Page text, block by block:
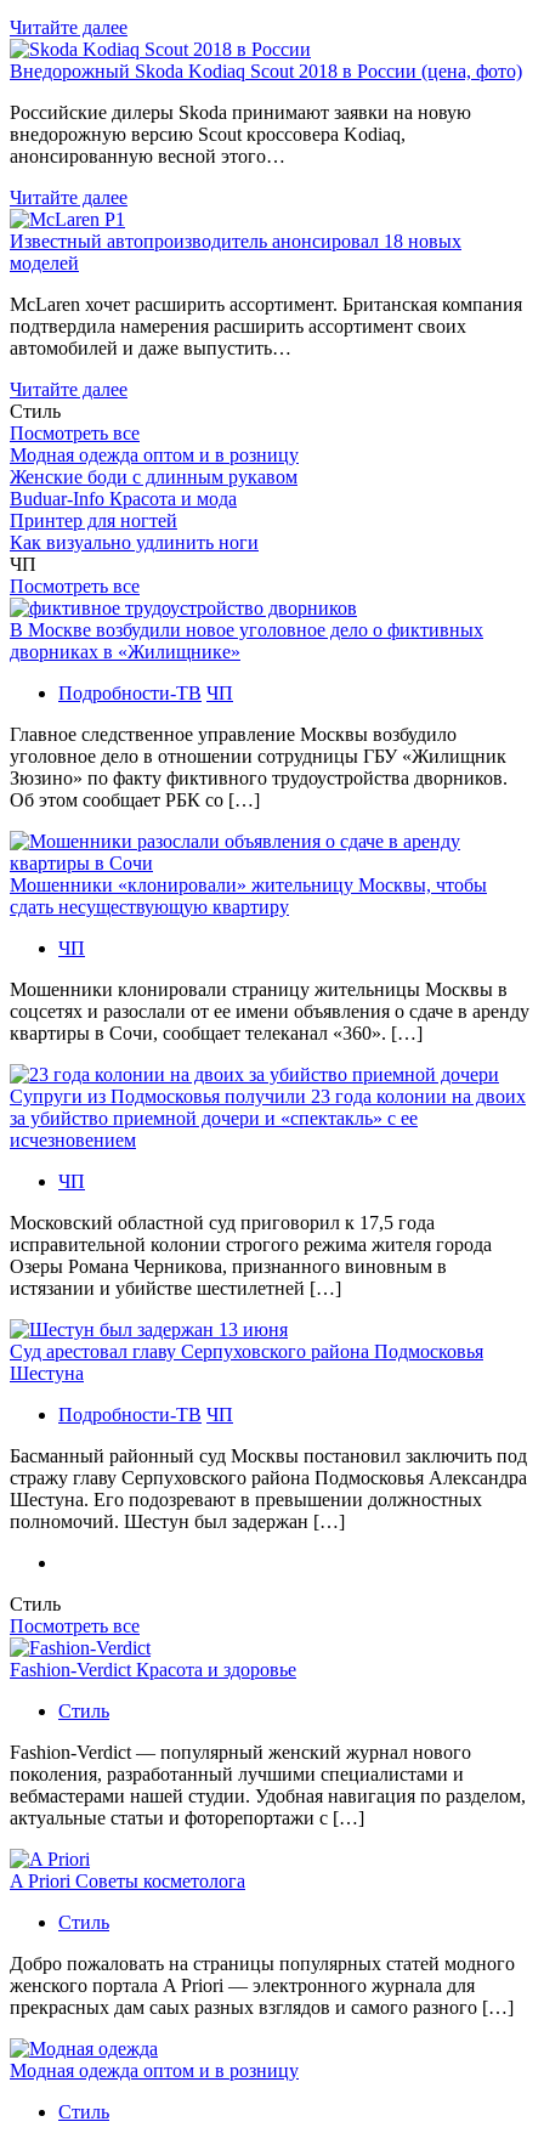
Читайте далее
Внедорожный Skoda Kodiaq Scout 2018 в России (цена, фото)
Российские дилеры Skoda принимают заявки на новую
внедорожную версию Scout кроссовера Kodiaq,
анонсированную весной этого…
Читайте далее
Известный автопроизводитель анонсировал 18 новых
моделей
McLaren хочет расширить ассортимент. Британская компания
подтвердила намерения расширить ассортимент своих
автомобилей и даже выпустить…
Читайте далее
Стиль
Посмотреть все
Модная одежда оптом и в розницу
Женские боди с длинным рукавом
Buduar-Info Красота и мода
Принтер для ногтей
Как визуально удлинить ноги
ЧП
Посмотреть все
В Москве возбудили новое уголовное дело о фиктивных
дворниках в «Жилищнике»
Подробности-ТВ ЧП
Главное следственное управление Москвы возбудило
уголовное дело в отношении сотрудницы ГБУ «Жилищник
Зюзино» по факту фиктивного трудоустройства дворников.
Об этом сообщает РБК со […]
Мошенники «клонировали» жительницу Москвы, чтобы
сдать несуществующую квартиру
ЧП
Мошенники клонировали страницу жительницы Москвы в
соцсетях и разослали от ее имени объявления о сдаче в аренду
квартиры в Сочи, сообщает телеканал «360». […]
Супруги из Подмосковья получили 23 года колонии на двоих
за убийство приемной дочери и «спектакль» с ее
исчезновением
ЧП
Московский областной суд приговорил к 17,5 года
исправительной колонии строгого режима жителя города
Озеры Романа Черникова, признанного виновным в
истязании и убийстве шестилетней […]
Суд арестовал главу Серпуховского района Подмосковья
Шестуна
Подробности-ТВ ЧП
Басманный районный суд Москвы постановил заключить под
стражу главу Серпуховского района Подмосковья Александра
Шестуна. Его подозревают в превышении должностных
полномочий. Шестун был задержан […]
Стиль
Посмотреть все
Fashion-Verdict Красота и здоровье
Стиль
Fashion-Verdict — популярный женский журнал нового
поколения, разработанный лучшими специалистами и
вебмастерами нашей студии. Удобная навигация по разделом,
актуальные статьи и фоторепортажи с […]
A Priori Советы косметолога
Стиль
Добро пожаловать на страницы популярных статей модного
женского портала A Priori — электронного журнала для
прекрасных дам саых разных взглядов и самого разного […]
Модная одежда оптом и в розницу
Стиль